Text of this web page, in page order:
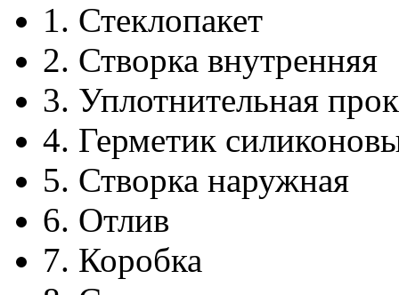
1. Стеклопакет
2. Створка внутренняя
3. Уплотнительная
4. Герметик
5. Створка наружная
6. Отлив
7. Коробка